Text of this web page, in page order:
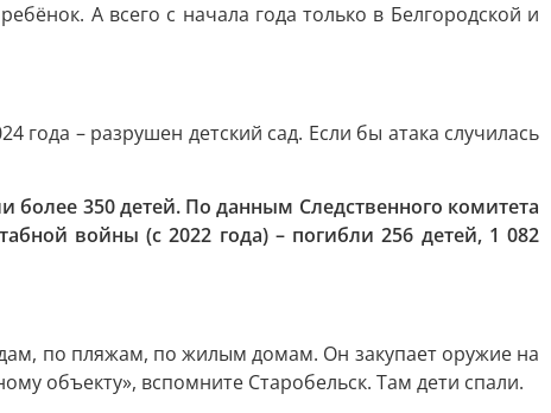
А всего с начала года только в Белгородской и
– разрушен детский сад. Если бы атака случилась
350 детей. По данным Следственного комитета
войны (с 2022 года) – погибли 256 детей, 1 082
по пляжам, по жилым домам. Он закупает оружие на
объекту», вспомните Старобельск. Там дети спали.